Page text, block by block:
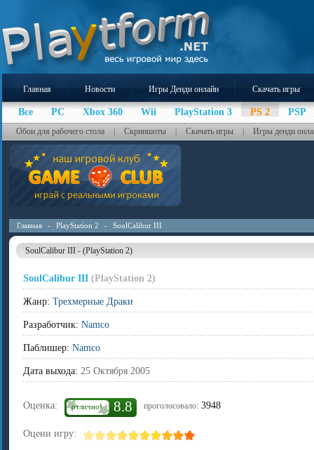
Главная Новости Игры Денди онлайн Скачать игры
Все PC Xbox 360 Wii PlayStation 3 PS 2 PSP
Обои для рабочего стола | Скриншоты | Скачать игры | Игры денди
Главная - PlayStation 2 - SoulCalibur III
SoulCalibur III - (PlayStation 2)
SoulCalibur III (PlayStation 2)
Жанр: Трехмерные Драки
Разработчик: Namco
Паблишер: Namco
Дата выхода: 25 Октября 2005
Оценка: отлично! 8.8 проголосовало: 3948
Оцени игру: